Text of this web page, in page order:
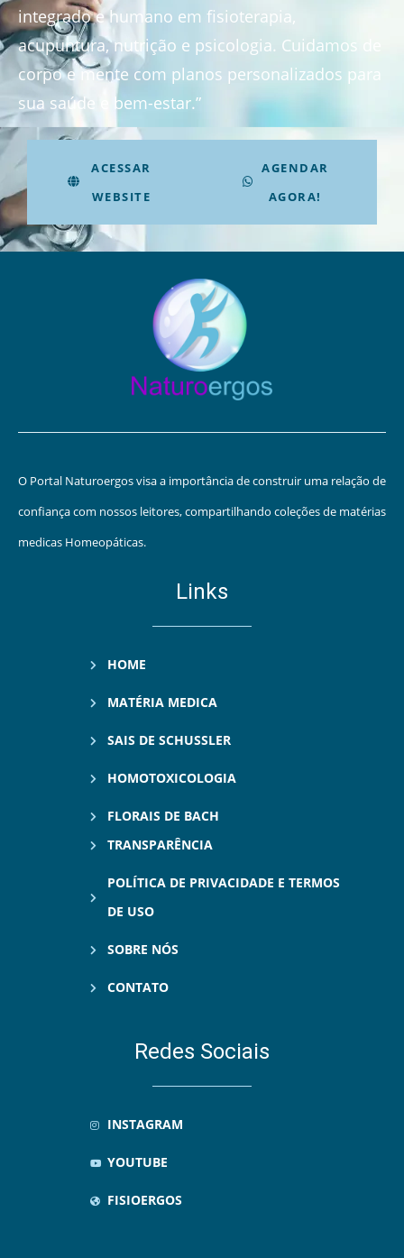
integrado e humano em fisioterapia,
acupuntura, nutrição e psicologia. Cuidamos de
corpo e mente com planos personalizados para
sua saúde e bem-estar.”
ACESSAR
WEBSITE
AGENDAR
AGORA!
O Portal Naturoergos visa a importância de construir uma relação de
confiança com nossos leitores, compartilhando coleções de matérias
medicas Homeopáticas.
Links
HOME
MATÉRIA MEDICA
SAIS DE SCHUSSLER
HOMOTOXICOLOGIA
FLORAIS DE BACH
TRANSPARÊNCIA
POLÍTICA DE PRIVACIDADE E TERMOS
DE USO
SOBRE NÓS
CONTATO
Redes Sociais
INSTAGRAM
YOUTUBE
FISIOERGOS